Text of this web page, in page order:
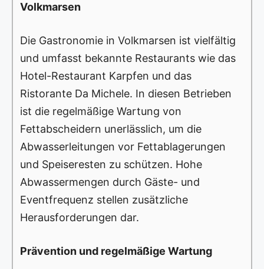
Volkmarsen
Die Gastronomie in Volkmarsen ist vielfältig
und umfasst bekannte Restaurants wie das
Hotel-Restaurant Karpfen und das
Ristorante Da Michele. In diesen Betrieben
ist die regelmäßige Wartung von
Fettabscheidern unerlässlich, um die
Abwasserleitungen vor Fettablagerungen
und Speiseresten zu schützen. Hohe
Abwassermengen durch Gäste- und
Eventfrequenz stellen zusätzliche
Herausforderungen dar.
Prävention und regelmäßige Wartung